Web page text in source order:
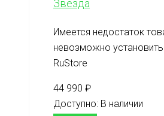
Звезда
Имеется недостаток
невозможно
RuStore
44 990 ₽
Доступно: В наличии